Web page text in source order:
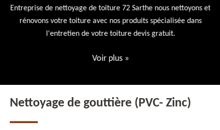
Entreprise de nettoyage de toiture 72 Sarthe nous nettoyons et
rénovons votre toiture avec nos produits spécialisée dans
l'entretien de votre toiture devis gratuit.
Voir plus »
Nettoyage de gouttière (PVC- Zinc)